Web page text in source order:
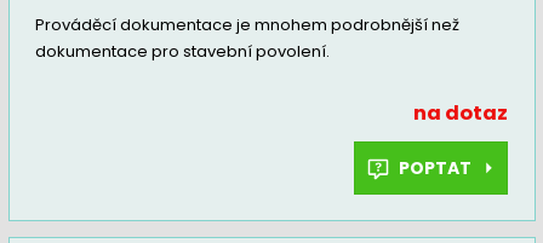
Prováděcí dokumentace je mnohem podrobnější než
dokumentace pro stavební povolení.
na dotaz
POPTAT